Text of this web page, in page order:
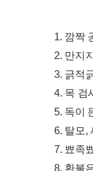
1. 깜짝
2. 만지
3. 긁적
4. 목 검
5. 독이
6. 탈모,
7. 뾰족
8. 환불